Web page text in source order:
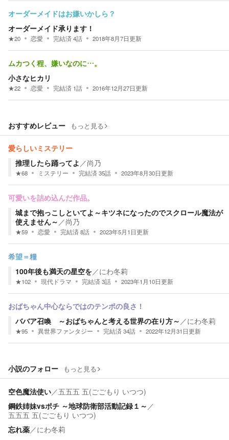
オーダーメイドはお嫌いかしら？
オーダーメイド承ります！
★20 恋愛 完結済4話 2018年8月7日更新
ムカつく程、嫌いなのに…。
小さなヒカリ
★22 恋愛 完結済 1話 2016年12月27日更新
おすすめレビュー もっと見る
愛らしいミステリー
推理したら踊ってよ ／尚乃
★68 ミステリー 完結済35話 2023年8月30日更新
可愛いを詰め込んだ作品。
城まで抱っこしといてよ～キツネになったのでスクロール魔法が
使えません～ ／尚乃
★59 恋愛 完結済8話 2023年5月1日更新
希望＝糧
100年後も満天の星空を／にわ冬莉
★102 現代ドラマ 完結済3話 2023年1月10日更新
おばちゃん中心ならではのテンポの良さ！
ババア召喚 ～おばちゃんと考える世界の在り方～ ／にわ冬莉
★95 異世界ファンタジー 完結済34話 2022年12月31日更新
小説のフォロー もっと見る
空色魔法使い／五五五 五(ごごもり いつつ)
鋼鉄姉妹vsポチ ～地球防衛部活動記録１～ ／
五五五 五(ごごもり いつつ)
忘れ薬／にわ冬莉